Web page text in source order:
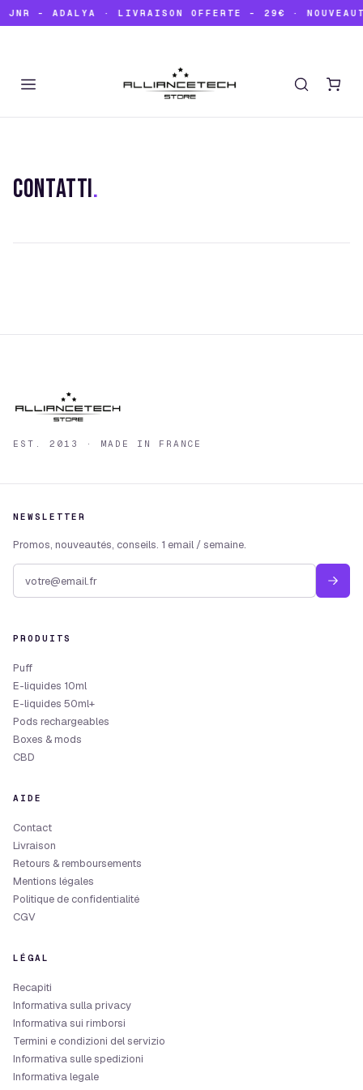
JNR - ADALYA · LIVRAISON OFFERTE - 29€ ·
CONTATTI.
EST. 2013 · MADE IN FRANCE
NEWSLETTER
Promos, nouveautés, conseils. 1 email / semaine.
PRODUITS
Puff
E-liquides 10ml
E-liquides 50ml+
Pods rechargeables
Boxes & mods
CBD
AIDE
Contact
Livraison
Retours & remboursements
Mentions légales
Politique de confidentialité
CGV
LÉGAL
Recapiti
Informativa sulla privacy
Informativa sui rimborsi
Termini e condizioni del servizio
Informativa sulle spedizioni
Informativa legale